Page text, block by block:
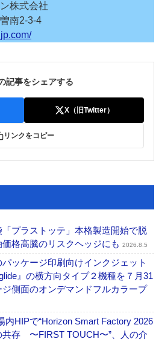
株式会社
南2-3-4
記事をシェアする
X（旧Twitter）
リンクをコピー
プラストッテ」本格製造開始で脱
格高騰のリスクヘッジにも 2026.8.5
ッケージ印刷向けインクジェット
』の横方向タイプ２機種を７月31
側面のオンデマンドフルカラープ
内HIPで“Horizon Smart Factory 2026
共存 〜FIRST TOUCH〜”、人の介